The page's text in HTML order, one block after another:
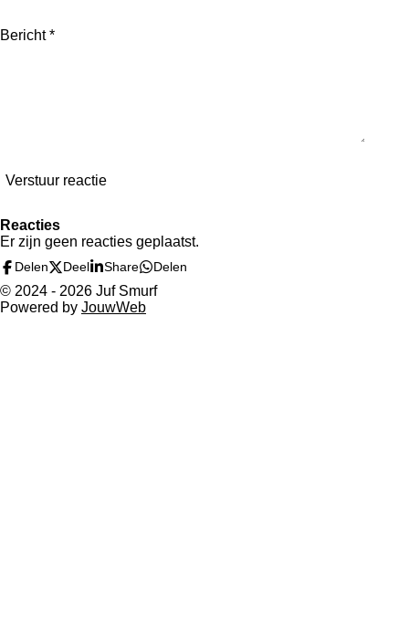
Bericht *
Verstuur reactie
Reacties
Er zijn geen reacties geplaatst.
Delen Deel Share Delen
© 2024 - 2026 Juf Smurf
Powered by JouwWeb